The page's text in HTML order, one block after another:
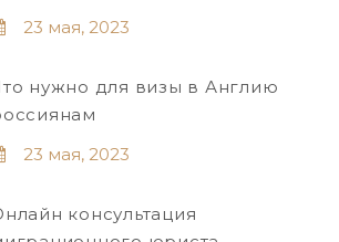
23 мая, 2023
нужно для визы в Англию
23 мая, 2023
консультация